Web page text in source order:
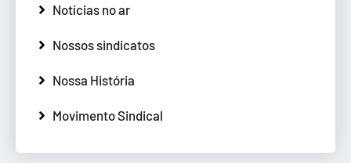
Notícias no ar
Nossos sindicatos
Nossa História
Movimento Sindical